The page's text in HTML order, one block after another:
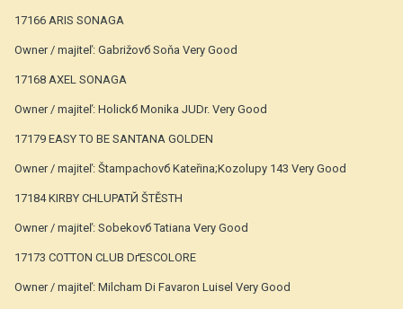
17166 ARIS SONAGA
Owner / majiteľ: Gabrižovб Soňa Very Good
17168 AXEL SONAGA
Owner / majiteľ: Holickб Monika JUDr. Very Good
17179 EASY TO BE SANTANA GOLDEN
Owner / majiteľ: Štampachovб Kateřina;Kozolupy 143 Very Good
17184 KIRBY CHLUPATЙ ŠTĚSTН
Owner / majiteľ: Sobekovб Tatiana Very Good
17173 COTTON CLUB DґESCOLORE
Owner / majiteľ: Milcham Di Favaron Luisel Very Good